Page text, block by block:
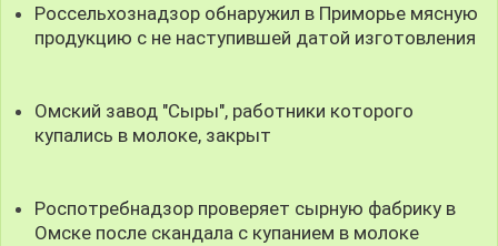
Россельхознадзор обнаружил в Приморье мясную
продукцию с не наступившей датой изготовления
Омский завод "Сыры", работники которого
купались в молоке, закрыт
Роспотребнадзор проверяет сырную фабрику в
Омске после скандала с купанием в молоке